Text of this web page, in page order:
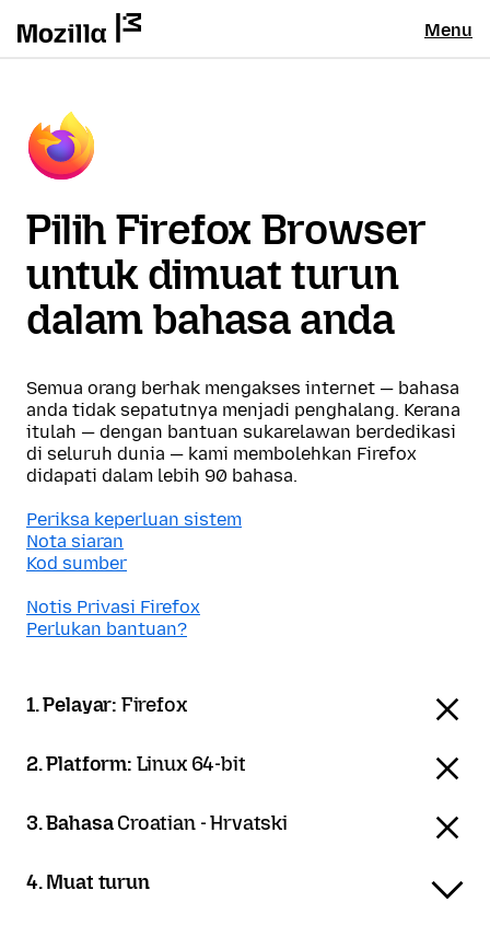
Menu
Pilih Firefox Browser
untuk dimuat turun
dalam bahasa anda
Semua orang berhak mengakses internet — bahasa
anda tidak sepatutnya menjadi penghalang. Kerana
itulah — dengan bantuan sukarelawan berdedikasi
di seluruh dunia — kami membolehkan Firefox
didapati dalam lebih 90 bahasa.
Periksa keperluan sistem
Nota siaran
Kod sumber
Notis Privasi Firefox
Perlukan bantuan?
1. Pelayar: Firefox
2. Platform: Linux 64-bit
3. BahasaCroatian - Hrvatski
4. Muat turun